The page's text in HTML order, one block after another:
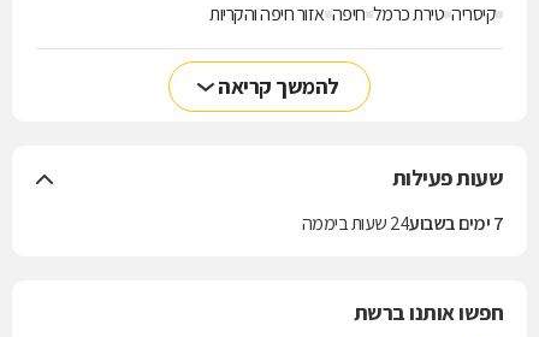
קיסריה טירת כרמל חיפה אזור חיפה והקריות
להמשך קריאה
שעות פעילות
7 ימים בשבוע 24 שעות ביממה
חפשו אותנו ברשת